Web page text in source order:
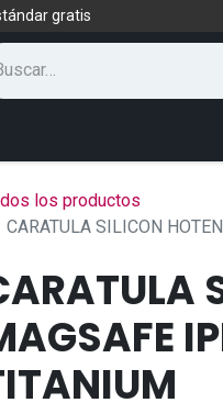
gratis
los productos
CARATULA SILICON